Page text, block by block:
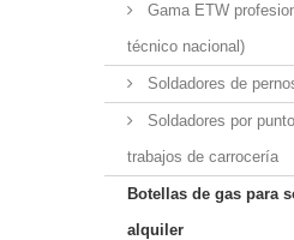
Gama ETW
técnico nacional)
Soldadores de
Soldadores por
trabajos de carrocería
Botellas de gas para
alquiler